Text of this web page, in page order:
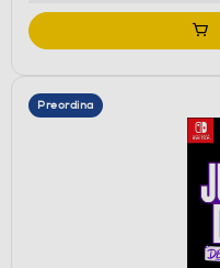
Preordina